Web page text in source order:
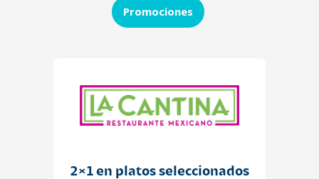
Promociones
2×1 en platos seleccionados